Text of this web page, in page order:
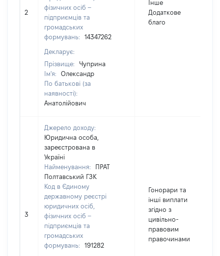
2
фізичних осіб –
підприємців та
громадських
формувань:
14347262
Декларує:
Прізвище:
Чуприна
Ім'я:
Олександр
По батькові (за
наявності):
Анатолійович
Інше
Додаткове
благо
3
Джерело доходу:
Юридична особа,
зареєстрована в
Україні
Найменування:
ПРАТ
Полтавський ГЗК
Код в Єдиному
державному реєстрі
юридичних осіб,
фізичних осіб –
підприємців та
громадських
формувань:
191282
Гонорари та
інші виплати
згідно з
цивільно-
правовим
правочинами